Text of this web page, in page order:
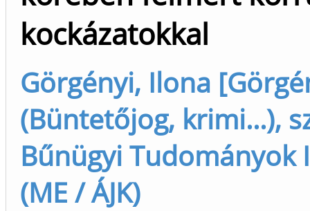
kockázatokkal
Görgényi, Ilona
(Büntetőjog, krimi...),
Bűnügyi Tudományok
(ME / ÁJK)